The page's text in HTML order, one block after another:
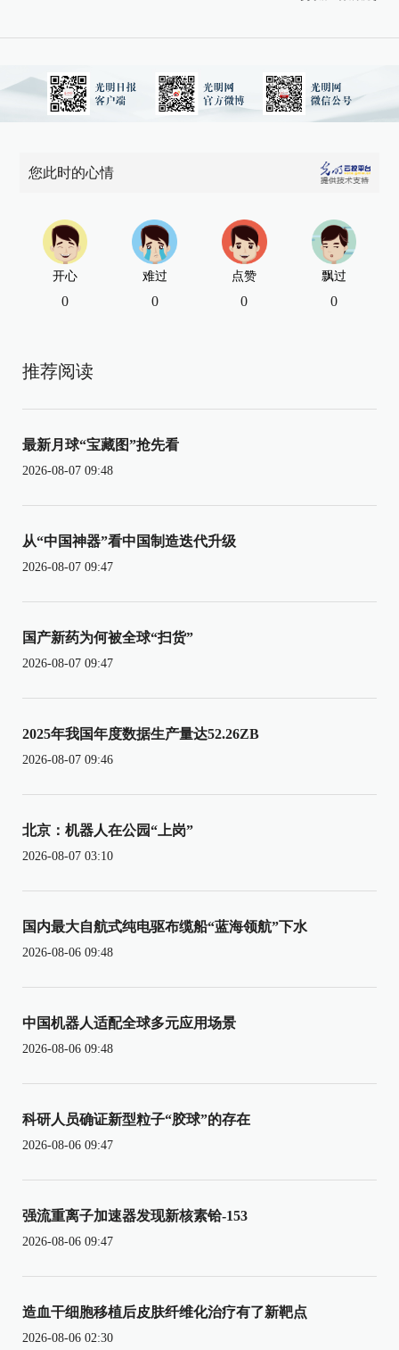
您此时的心情
开心
0
难过
0
点赞
0
飘过
0
推荐阅读
最新月球“宝藏图”抢先看
2026-08-07 09:48
从“中国神器”看中国制造迭代升级
2026-08-07 09:47
国产新药为何被全球“扫货”
2026-08-07 09:47
2025年我国年度数据生产量达52.26ZB
2026-08-07 09:46
北京：机器人在公园“上岗”
2026-08-07 03:10
国内最大自航式纯电驱布缆船“蓝海领航”下水
2026-08-06 09:48
中国机器人适配全球多元应用场景
2026-08-06 09:48
科研人员确证新型粒子“胶球”的存在
2026-08-06 09:47
强流重离子加速器发现新核素铪-153
2026-08-06 09:47
造血干细胞移植后皮肤纤维化治疗有了新靶点
2026-08-06 02:30